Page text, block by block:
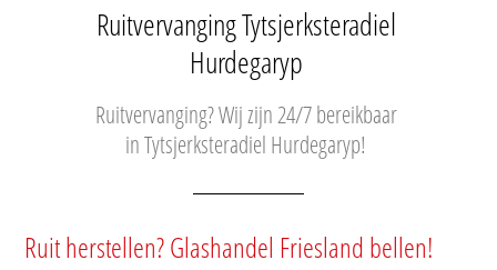
Ruitvervanging Tytsjerksteradiel
Hurdegaryp
Ruitvervanging? Wij zijn 24/7 bereikbaar
in Tytsjerksteradiel Hurdegaryp!
Ruit herstellen? Glashandel Friesland bellen!